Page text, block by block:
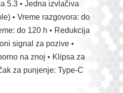
5.3 • Jedna izvlačiva
• Vreme razgovora: do
do 120 h • Redukcija
signal za pozive •
na znoj • Klipsa za
za punjenje: Type-C